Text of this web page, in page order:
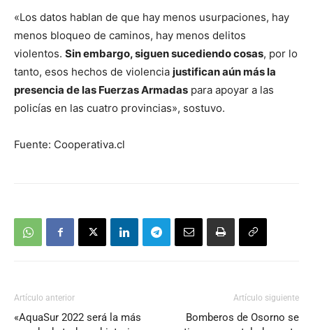
«Los datos hablan de que hay menos usurpaciones, hay
menos bloqueo de caminos, hay menos delitos
violentos. Sin embargo, siguen sucediendo cosas, por lo
tanto, esos hechos de violencia justifican aún más la
presencia de las Fuerzas Armadas para apoyar a las
policías en las cuatro provincias», sostuvo.
Fuente: Cooperativa.cl
Artículo anterior
«AquaSur 2022 será la más
Artículo siguiente
Bomberos de Osorno se